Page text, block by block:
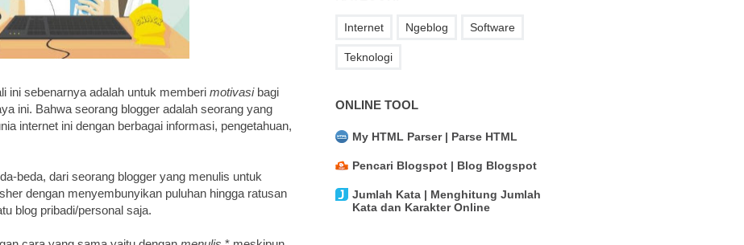
ini sebenarnya adalah untuk memberi motivasibagi
ini. Bahwa seorang blogger adalah seorang yang
internet ini dengan berbagai informasi, pengetahuan,
beda, dari seorang blogger yang menulis untuk
dengan menyembunyikan puluhan hingga ratusan
blog pribadi/personal saja.
Internet Ngeblog Software
Teknologi
ONLINE TOOL
My HTML Parser | Parse HTML
Pencari Blogspot | Blog Blogspot
Jumlah Kata | Menghitung Jumlah
Kata dan Karakter Online